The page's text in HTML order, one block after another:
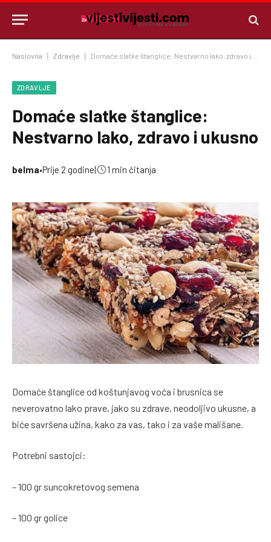
Naslovna Zdravlje Domaće slatke štanglice: Nestvarno lako, zdravo i ukusno
ZDRAVLJE
Domaće slatke štanglice:
Nestvarno lako, zdravo i ukusno
belma•Prije 2 godine| 1 min čitanja
Domaće štanglice od koštunjavog voća i brusnica se
neverovatno lako prave, jako su zdrave, neodoljivo ukusne, a
biće savršena užina, kako za vas, tako i za vaše mališane.
Potrebni sastojci:
– 100 gr suncokretovog semena
– 100 gr golice